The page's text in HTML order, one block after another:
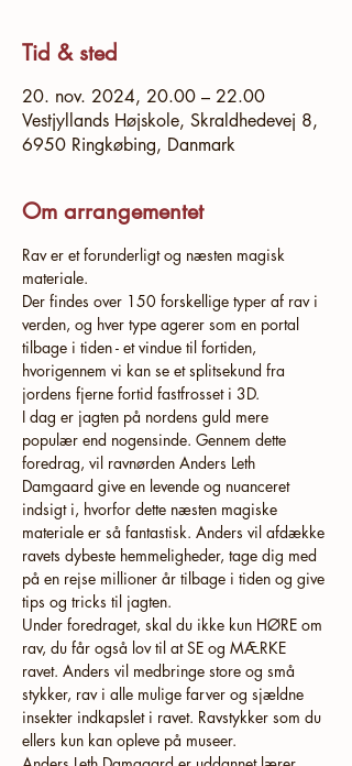
Tid & sted
20. nov. 2024, 20.00 – 22.00
Vestjyllands Højskole, Skraldhedevej 8,
6950 Ringkøbing, Danmark
Om arrangementet
Rav er et forunderligt og næsten magisk
materiale.
Der findes over 150 forskellige typer af rav i
verden, og hver type agerer som en portal
tilbage i tiden - et vindue til fortiden,
hvorigennem vi kan se et splitsekund fra
jordens fjerne fortid fastfrosset i 3D.
I dag er jagten på nordens guld mere
populær end nogensinde. Gennem dette
foredrag, vil ravnørden Anders Leth
Damgaard give en levende og nuanceret
indsigt i, hvorfor dette næsten magiske
materiale er så fantastisk. Anders vil afdække
ravets dybeste hemmeligheder, tage dig med
på en rejse millioner år tilbage i tiden og give
tips og tricks til jagten.
Under foredraget, skal du ikke kun HØRE om
rav, du får også lov til at SE og MÆRKE
ravet. Anders vil medbringe store og små
stykker, rav i alle mulige farver og sjældne
insekter indkapslet i ravet. Ravstykker som du
ellers kun kan opleve på museer.